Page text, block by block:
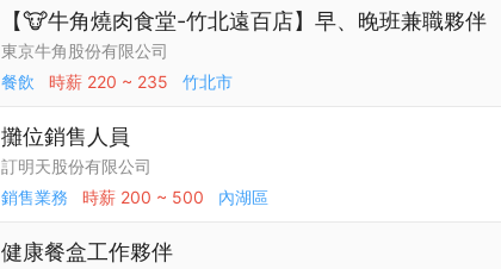
【🐮牛角燒肉食堂-竹北遠百店】早、晚班兼職夥伴
東京牛角股份有限公司
餐飲
時薪 220 ~ 235 竹北市
攤位銷售人員
訂明天股份有限公司
銷售業務
時薪 200 ~ 500 內湖區
健康餐盒工作夥伴